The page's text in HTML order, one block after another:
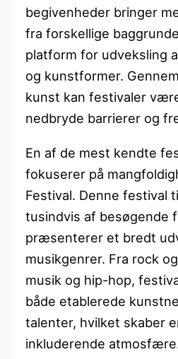
begivenheder bringer
fra forskellige
platform for udveksling
og kunstformer.
kunst kan festivaler
nedbryde barrierer og
En af de mest kendte
fokuserer på
Festival. Denne
tusindvis af besøgende
præsenterer et bredt
musikgenrer. Fra rock
musik og hip-hop,
både etablerede
talenter, hvilket skaber
inkluderende